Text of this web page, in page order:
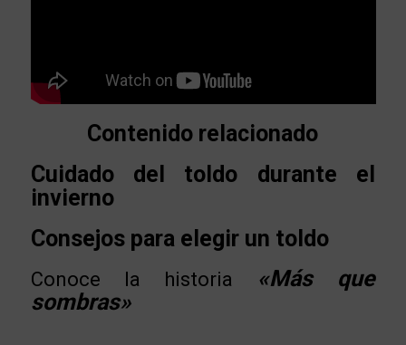
Contenido relacionado
Cuidado del toldo durante el
invierno
Consejos para elegir un toldo
Conoce la historia
«Más que
sombras»